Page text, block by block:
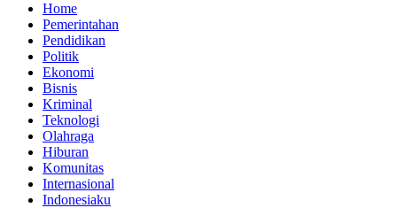
Home
Pemerintahan
Pendidikan
Politik
Ekonomi
Bisnis
Kriminal
Teknologi
Olahraga
Hiburan
Komunitas
Internasional
Indonesiaku